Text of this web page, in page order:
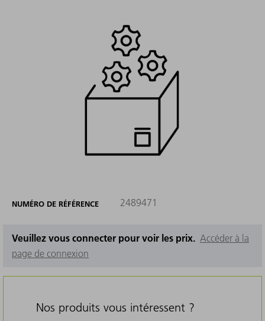
NUMÉRO DE RÉFÉRENCE 2489471
Veuillez vous connecter pour voir les prix. Accéder à la
page de connexion
Nos produits vous intéressent ?